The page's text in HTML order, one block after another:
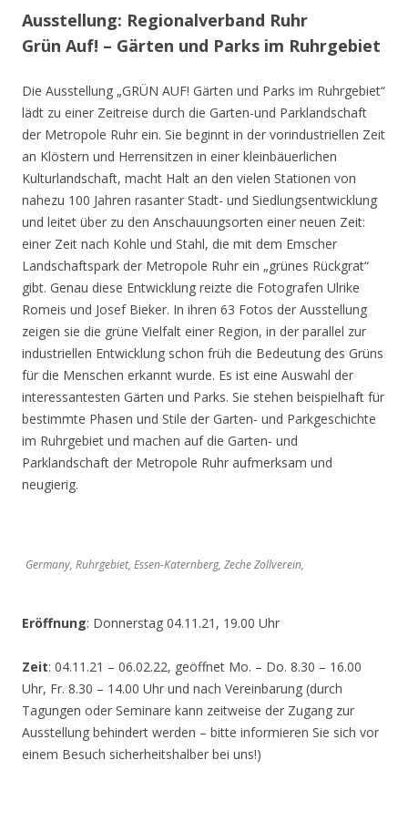
Ausstellung: Regionalverband Ruhr
Grün Auf! – Gärten und Parks im Ruhrgebiet
Die Ausstellung „GRÜN AUF! Gärten und Parks im Ruhrgebiet“
lädt zu einer Zeitreise durch die Garten-und Parklandschaft
der Metropole Ruhr ein. Sie beginnt in der vorindustriellen Zeit
an Klöstern und Herrensitzen in einer kleinbäuerlichen
Kulturlandschaft, macht Halt an den vielen Stationen von
nahezu 100 Jahren rasanter Stadt- und Siedlungsentwicklung
und leitet über zu den Anschauungsorten einer neuen Zeit:
einer Zeit nach Kohle und Stahl, die mit dem Emscher
Landschaftspark der Metropole Ruhr ein „grünes Rückgrat“
gibt. Genau diese Entwicklung reizte die Fotografen Ulrike
Romeis und Josef Bieker. In ihren 63 Fotos der Ausstellung
zeigen sie die grüne Vielfalt einer Region, in der parallel zur
industriellen Entwicklung schon früh die Bedeutung des Grüns
für die Menschen erkannt wurde. Es ist eine Auswahl der
interessantesten Gärten und Parks. Sie stehen beispielhaft für
bestimmte Phasen und Stile der Garten- und Parkgeschichte
im Ruhrgebiet und machen auf die Garten- und
Parklandschaft der Metropole Ruhr aufmerksam und
neugierig.
Germany, Ruhrgebiet, Essen-Katernberg, Zeche Zollverein,
Eröffnung: Donnerstag 04.11.21, 19.00 Uhr
Zeit: 04.11.21 – 06.02.22, geöffnet Mo. – Do. 8.30 – 16.00
Uhr, Fr. 8.30 – 14.00 Uhr und nach Vereinbarung (durch
Tagungen oder Seminare kann zeitweise der Zugang zur
Ausstellung behindert werden – bitte informieren Sie sich vor
einem Besuch sicherheitshalber bei uns!)